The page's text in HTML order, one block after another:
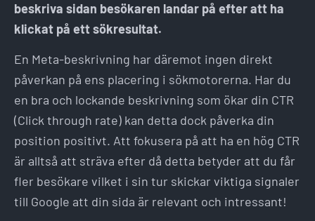
beskriva sidan besökaren landar på efter att ha
klickat på ett sökresultat.
En Meta-beskrivning har däremot ingen direkt
påverkan på ens placering i sökmotorerna. Har du
en bra och lockande beskrivning som ökar din CTR
(Click through rate) kan detta dock påverka din
position positivt. Att fokusera på att ha en hög CTR
är alltså att sträva efter då detta betyder att du får
fler besökare vilket i sin tur skickar viktiga signaler
till Google att din sida är relevant och intressant!